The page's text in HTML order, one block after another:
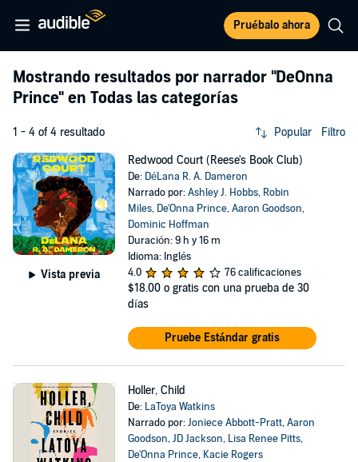
Pruébalo ahora
Mostrando resultados por narrador "DeOnna
Prince" en Todas las categorías
1 - 4 of 4 resultado Popular Filtro
Vista previa
Redwood Court (Reese's Book Club)
De: DéLana R. A. Dameron
Narrado por:Ashley J. Hobbs, Robin
Miles, De'Onna Prince,Aaron Goodson,
Dominic Hoffman
Duración: 9 h y 16 m
Idioma: Inglés
4.0
76 calificaciones
$18.00 o gratis con una prueba de 30
días
Pruebe Estándar gratis
Holler, Child
De: LaToya Watkins
Narrado por:Joniece Abbott-Pratt,Aaron
Goodson,JD Jackson, Lisa Renee Pitts,
De'Onna Prince, Kacie Rogers